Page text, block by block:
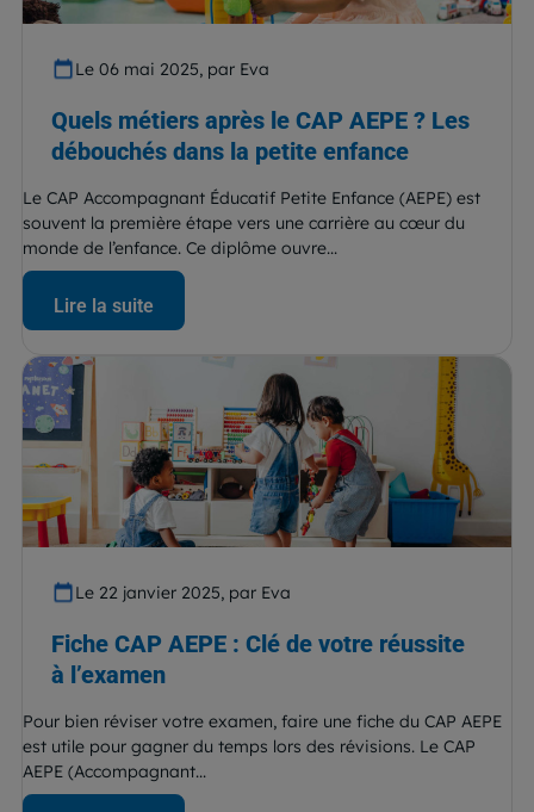
Le 06 mai 2025, par Eva
Quels métiers après le CAP AEPE ? Les
débouchés dans la petite enfance
Le CAP Accompagnant Éducatif Petite Enfance (AEPE) est
souvent la première étape vers une carrière au cœur du
monde de l’enfance. Ce diplôme ouvre...
Lire la suite
Le 22 janvier 2025, par Eva
Fiche CAP AEPE : Clé de votre réussite
à l’examen
Pour bien réviser votre examen, faire une fiche du CAP AEPE
est utile pour gagner du temps lors des révisions. Le CAP
AEPE (Accompagnant...